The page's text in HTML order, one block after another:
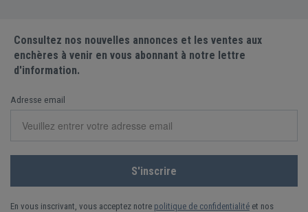
Consultez nos nouvelles annonces et les ventes aux
enchères à venir en vous abonnant à notre lettre
d'information.
Adresse email
En vous inscrivant, vous acceptez notre politique de confidentialité et nos